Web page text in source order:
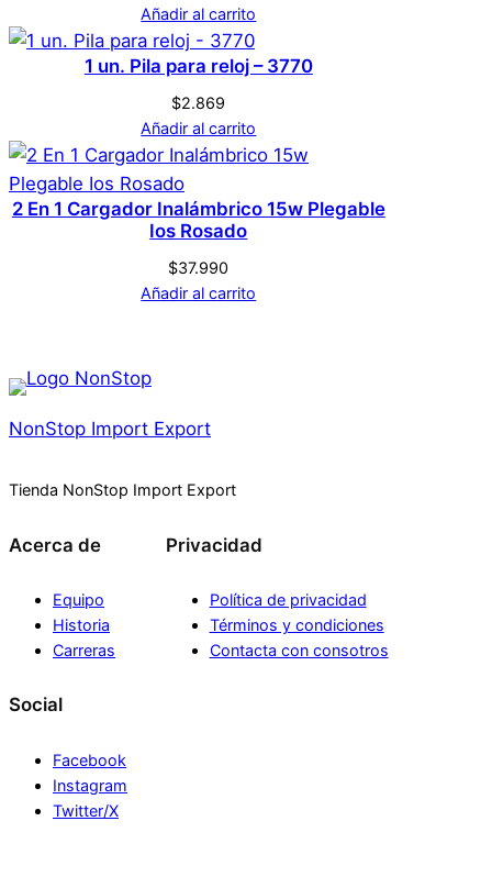
Añadir al carrito
1 un. Pila para reloj – 3770
$2.869
Añadir al carrito
2 En 1 Cargador Inalámbrico 15w Plegable
Ios Rosado
$37.990
Añadir al carrito
NonStop Import Export
Tienda NonStop Import Export
Acerca de
Equipo
Historia
Carreras
Privacidad
Política de privacidad
Términos y condiciones
Contacta con consotros
Social
Facebook
Instagram
Twitter/X